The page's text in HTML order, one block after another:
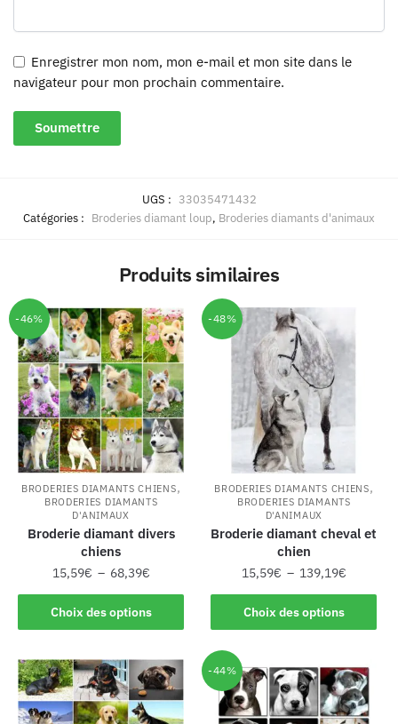
Enregistrer mon nom, mon e-mail et mon site dans le
navigateur pour mon prochain commentaire.
UGS : 33035471432
Catégories : Broderies diamant loup, Broderies diamants d'animaux
Produits similaires
-46%
BRODERIES DIAMANTS CHIENS,
BRODERIES DIAMANTS
D'ANIMAUX
Broderie diamant divers
chiens
15,59€ – 68,39€
Choix des options
-48%
BRODERIES DIAMANTS CHIENS,
BRODERIES DIAMANTS
D'ANIMAUX
Broderie diamant cheval et
chien
15,59€ – 139,19€
Choix des options
-44%